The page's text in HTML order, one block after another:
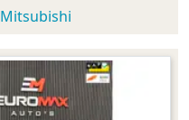
Mitsubishi